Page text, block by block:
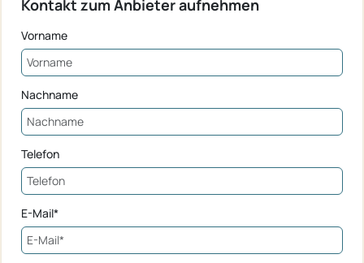
Kontakt zum Anbieter aufnehmen
Vorname
Nachname
Telefon
E-Mail*